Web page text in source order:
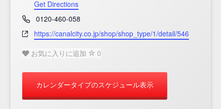
Get Directions
Phone0120-460-058
Websitehttps://canalcity.co.jp/shop/shop_type/1/detail/546
お気に入りに追加
0
カレンダータイプのスケジュール表示